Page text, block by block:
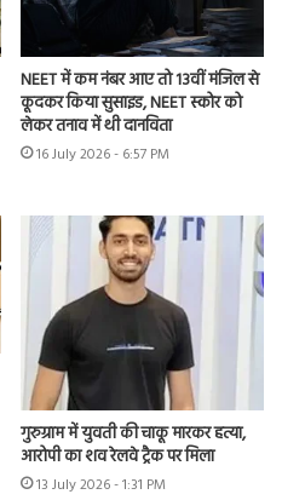
NEET में कम नंबर आए तो 13वीं मंजिल से
कूदकर किया सुसाइड, NEET स्कोर को
लेकर तनाव में थी दानविता
16 July 2026 - 6:57 PM
गुरुग्राम में युवती की चाकू मारकर हत्या,
आरोपी का शव रेलवे ट्रैक पर मिला
13 July 2026 - 1:31 PM